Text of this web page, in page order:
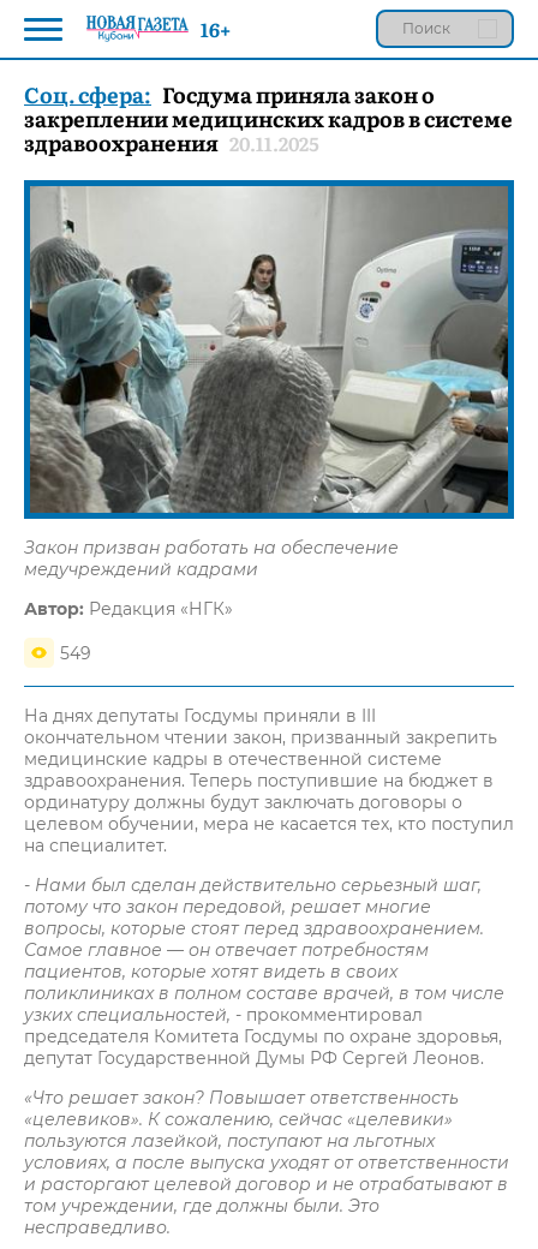
Соц. сфера: Госдума приняла закон о
закреплении медицинских кадров в системе
здравоохранения 20.11.2025
Закон призван работать на обеспечение
медучреждений кадрами
Автор: Редакция «НГК»
549
На днях депутаты Госдумы приняли в III
окончательном чтении закон, призванный закрепить
медицинские кадры в отечественной системе
здравоохранения. Теперь поступившие на бюджет в
ординатуру должны будут заключать договоры о
целевом обучении, мера не касается тех, кто поступил
на специалитет.
- Нами был сделан действительно серьезный шаг,
потому что закон передовой, решает многие
вопросы, которые стоят перед здравоохранением.
Самое главное — он отвечает потребностям
пациентов, которые хотят видеть в своих
поликлиниках в полном составе врачей, в том числе
узких специальностей, - прокомментировал
председателя Комитета Госдумы по охране здоровья,
депутат Государственной Думы РФ Сергей Леонов.
«Что решает закон? Повышает ответственность
«целевиков». К сожалению, сейчас «целевики»
пользуются лазейкой, поступают на льготных
условиях, а после выпуска уходят от ответственности
и расторгают целевой договор и не отрабатывают в
том учреждении, где должны были. Это
несправедливо.
16+